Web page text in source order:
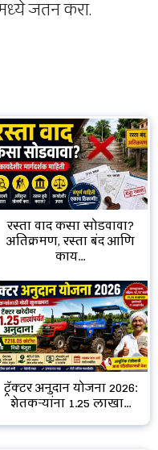
जतन करा.
रस्ता वाद कसा सोडवावा?
अतिक्रमण, रस्ता बंद आणि
काय...
ट्रॅक्टर अनुदान योजना 2026:
शेतकऱ्यांना ₹1.25 लाखा...